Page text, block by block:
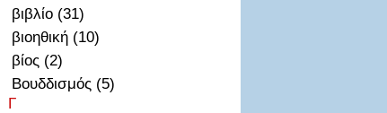
βιβλίο (31)
βιοηθική (10)
βίος (2)
Βουδδισμός (5)
Γ